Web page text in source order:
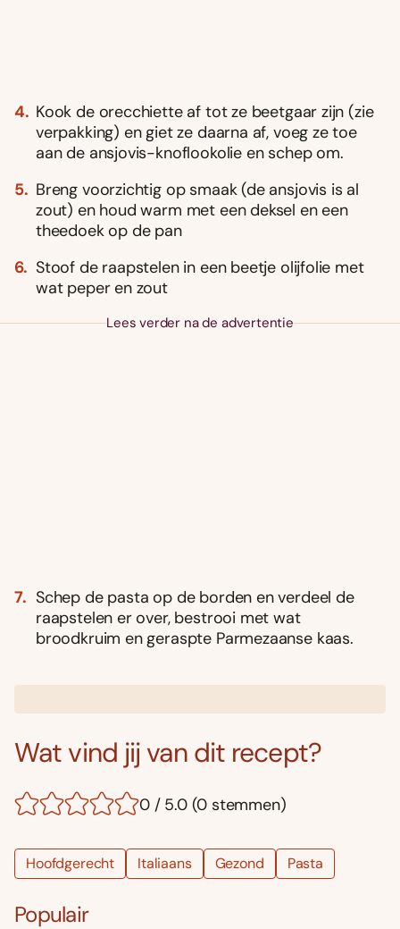
Kook de orecchiette af tot ze beetgaar zijn (zie
verpakking) en giet ze daarna af, voeg ze toe
aan de ansjovis-knoflookolie en schep om.
Breng voorzichtig op smaak (de ansjovis is al
zout) en houd warm met een deksel en een
theedoek op de pan
Stoof de raapstelen in een beetje olijfolie met
wat peper en zout
Lees verder na de advertentie
Schep de pasta op de borden en verdeel de
raapstelen er over, bestrooi met wat
broodkruim en geraspte Parmezaanse kaas.
Wat vind jij van dit recept?
0 / 5.0 (0 stemmen)
Hoofdgerecht Italiaans Gezond Pasta
Populair